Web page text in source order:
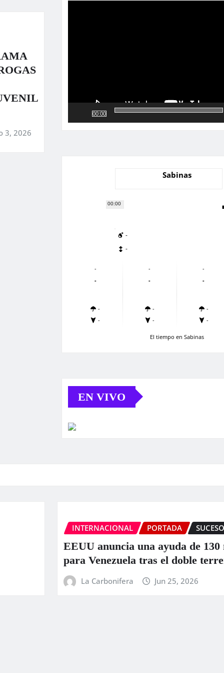
3, 2026
00:00
00:00
Sabinas
-
-
-
-
-
-
-
-
-
-
-
-
-
-
El tiempo en Sabinas
EN VIVO
millones
INTERNACIONAL
La ONU llama a la
ante los